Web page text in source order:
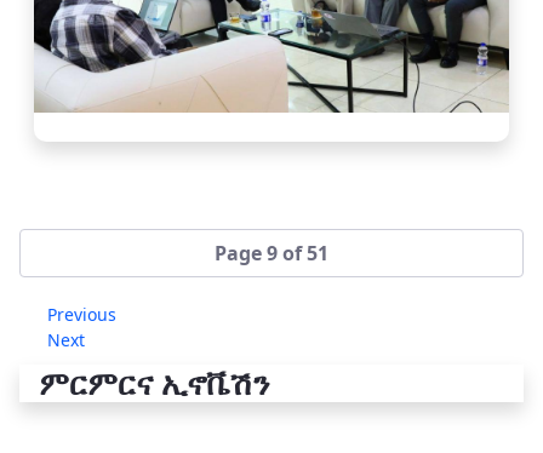
Page 9 of 51
Previous
Next
ምርምርና ኢኖቬሽን